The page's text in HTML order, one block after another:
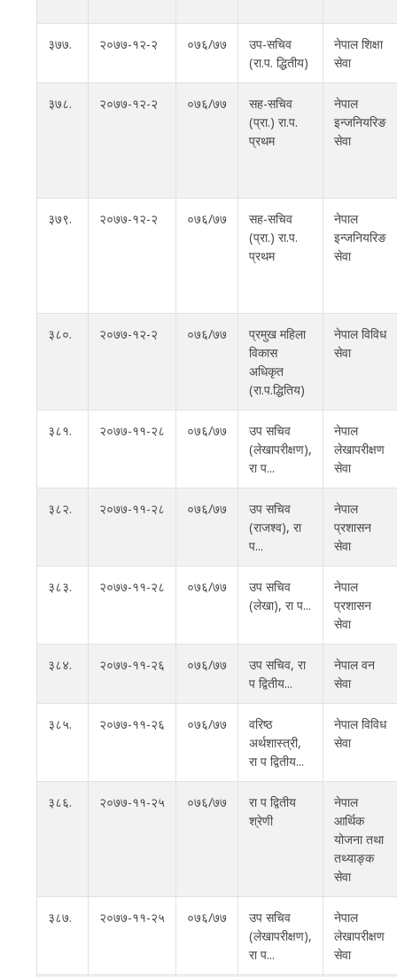
३७७. २०७७-१२-२ ०७६/७७
उप-सचिव
(रा.प. द्धितीय)
नेपाल शिक्षा
सेवा
३७८. २०७७-१२-२ ०७६/७७
सह-सचिव
(प्रा.) रा.प.
प्रथम
नेपाल
इन्जनियरिङ
सेवा
३७९. २०७७-१२-२ ०७६/७७
सह-सचिव
(प्रा.) रा.प.
प्रथम
नेपाल
इन्जनियरिङ
सेवा
३८०. २०७७-१२-२ ०७६/७७
प्रमुख महिला
विकास
अधिकृत
(रा.प.द्धितिय)
नेपाल विविध
सेवा
३८१. २०७७-११-२८ ०७६/७७
उप सचिव
(लेखापरीक्षण),
रा प...
नेपाल
लेखापरीक्षण
सेवा
३८२. २०७७-११-२८ ०७६/७७
उप सचिव
(राजश्व), रा
प...
नेपाल
प्रशासन
सेवा
३८३. २०७७-११-२८ ०७६/७७
उप सचिव
(लेखा), रा प...
नेपाल
प्रशासन
सेवा
३८४. २०७७-११-२६ ०७६/७७
उप सचिव, रा
प द्वितीय...
नेपाल वन
सेवा
३८५. २०७७-११-२६ ०७६/७७
वरिष्ठ
अर्थशास्त्री,
रा प द्वितीय...
नेपाल विविध
सेवा
३८६. २०७७-११-२५ ०७६/७७
रा प द्वितीय
श्रेणी
नेपाल
आर्थिक
योजना तथा
तथ्याङ्क
सेवा
३८७. २०७७-११-२५ ०७६/७७
उप सचिव
(लेखापरीक्षण),
रा प...
नेपाल
लेखापरीक्षण
सेवा